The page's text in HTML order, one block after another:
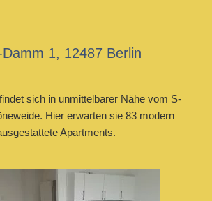
1, 12487 Berlin
sich in unmittelbarer Nähe vom S-
Hier erwarten sie 83 modern
Apartments.